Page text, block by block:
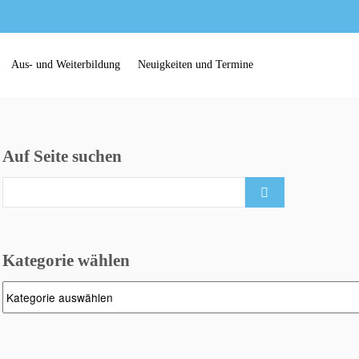
Aus- und Weiterbildung Neuigkeiten und Termine
Auf Seite suchen
for:
Kategorie wählen
wählen